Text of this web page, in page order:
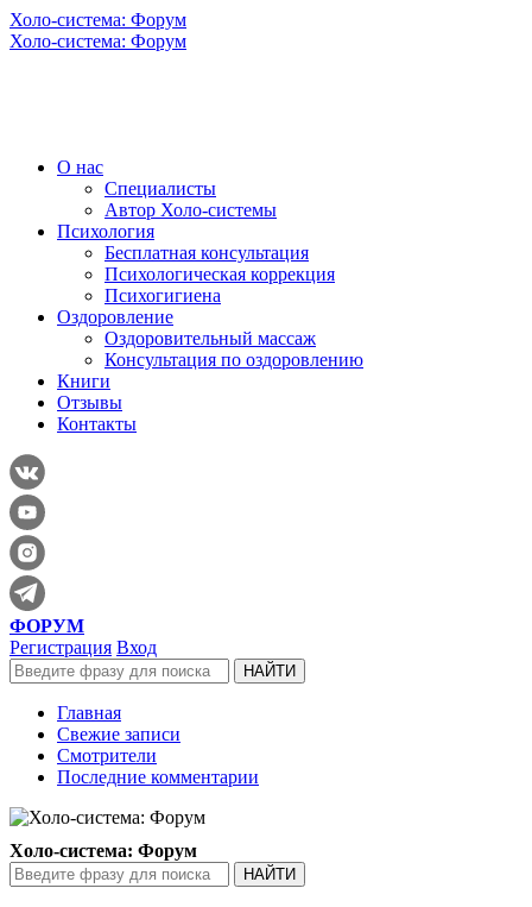
Холо-система: Форум
Холо-система: Форум
О нас
Специалисты
Автор Холо-системы
Психология
Бесплатная консультация
Психологическая коррекция
Психогигиена
Оздоровление
Оздоровительный массаж
Консультация по оздоровлению
Книги
Отзывы
Контакты
ФОРУМ
Регистрация Вход
Главная
Свежие записи
Смотрители
Последние комментарии
Холо-система: Форум